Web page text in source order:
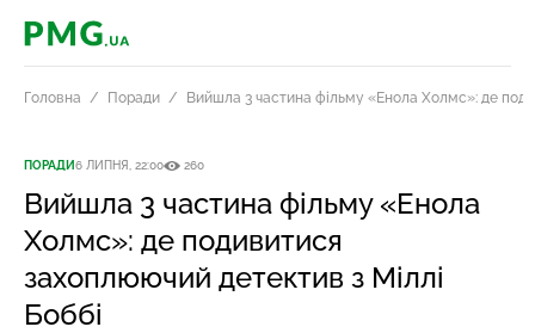
PMG.ua
Головна Поради Вийшла 3 частина фільму «Енола Холмс»: де
ПОРАДИ6 ЛИПНЯ, 22:00 260
Вийшла 3 частина фільму «Енола
Холмс»: де подивитися
захоплюючий детектив з Міллі
Боббі